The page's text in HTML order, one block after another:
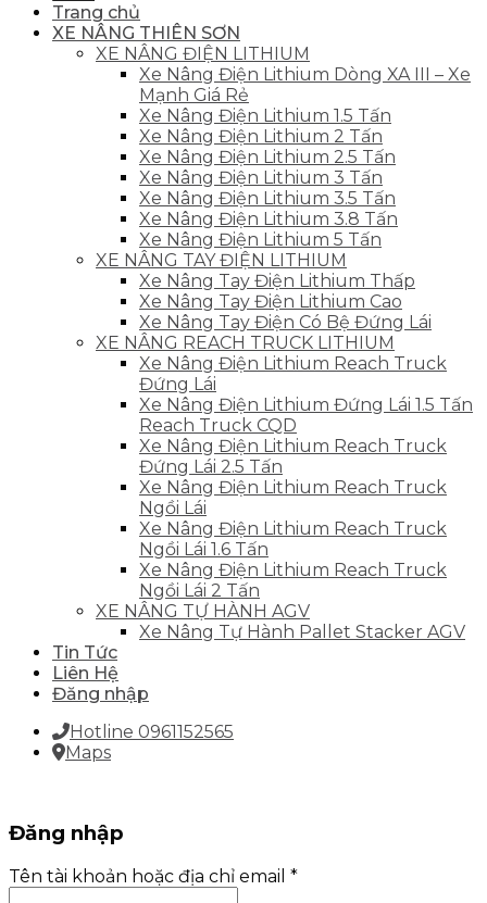
Trang chủ
XE NÂNG THIÊN SƠN
XE NÂNG ĐIỆN LITHIUM
Xe Nâng Điện Lithium Dòng XA III – Xe
Mạnh Giá Rẻ
Xe Nâng Điện Lithium 1.5 Tấn
Xe Nâng Điện Lithium 2 Tấn
Xe Nâng Điện Lithium 2.5 Tấn
Xe Nâng Điện Lithium 3 Tấn
Xe Nâng Điện Lithium 3.5 Tấn
Xe Nâng Điện Lithium 3.8 Tấn
Xe Nâng Điện Lithium 5 Tấn
XE NÂNG TAY ĐIỆN LITHIUM
Xe Nâng Tay Điện Lithium Thấp
Xe Nâng Tay Điện Lithium Cao
Xe Nâng Tay Điện Có Bệ Đứng Lái
XE NÂNG REACH TRUCK LITHIUM
Xe Nâng Điện Lithium Reach Truck
Đứng Lái
Xe Nâng Điện Lithium Đứng Lái 1.5 Tấn
Reach Truck CQD
Xe Nâng Điện Lithium Reach Truck
Đứng Lái 2.5 Tấn
Xe Nâng Điện Lithium Reach Truck
Ngồi Lái
Xe Nâng Điện Lithium Reach Truck
Ngồi Lái 1.6 Tấn
Xe Nâng Điện Lithium Reach Truck
Ngồi Lái 2 Tấn
XE NÂNG TỰ HÀNH AGV
Xe Nâng Tự Hành Pallet Stacker AGV
Tin Tức
Liên Hệ
Đăng nhập
Hotline 0961152565
Maps
Đăng nhập
Tên tài khoản hoặc địa chỉ email *